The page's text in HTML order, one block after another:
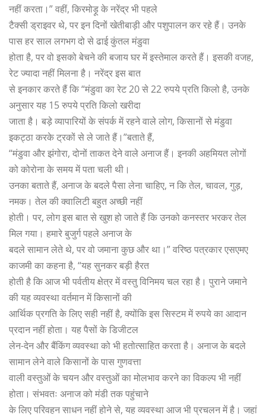
नहीं करता।” वहीं, किरमोड़ू के नरेंद्र भी पहले
टैक्सी ड्राइवर थे, पर इन दिनों खेतीबाड़ी और पशुपालन कर रहे हैं। उनके
पास हर साल लगभग दो से ढाई कुंतल मंडुवा
होता है, पर वो इसको बेचने की बजाय घर में इस्तेमाल करते हैं। इसकी वजह,
रेट ज्यादा नहीं मिलना है। नरेंद्र इस बात
से इनकार करते हैं कि “मंडुवा का रेट 20 से 22 रुपये प्रति किलो है, उनके
अनुसार यह 15 रुपये प्रति किलो खरीदा
जाता है। बड़े व्यापारियों के संपर्क में रहने वाले लोग, किसानों से मंडुवा
इकट्ठा करके ट्रकों से ले जाते हैं।”बताते हैं,
“मंडुवा और झंगोरा, दोनों ताकत देने वाले अनाज हैं। इनकी अहमियत लोगों
को कोरोना के समय में पता चली थी।
उनका बताते हैं, अनाज के बदले पैसा लेना चाहिए, न कि तेल, चावल, गुड़,
नमक। तेल की क्वालिटी बहुत अच्छी नहीं
होती। पर, लोग इस बात से खुश हो जाते हैं कि उनको कनस्तर भरकर तेल
मिल गया। हमारे बुजुर्ग पहले अनाज के
बदले सामान लेते थे, पर वो जमाना कुछ और था।” वरिष्ठ पत्रकार एसएमए
काजमी का कहना है, “यह सुनकर बड़ी हैरत
होती है कि आज भी पर्वतीय क्षेत्र में वस्तु विनिमय चल रहा है। पुराने जमाने
की यह व्यवस्था वर्तमान में किसानों की
आर्थिक प्रगति के लिए सही नहीं है, क्योंकि इस सिस्टम में रुपये का आदान
प्रदान नहीं होता। यह पैसों के डिजीटल
लेन-देन और बैंकिंग व्यवस्था को भी हतोत्साहित करता है। अनाज के बदले
सामान लेने वाले किसानों के पास गुणवत्ता
वाली वस्तुओं के चयन और वस्तुओं का मोलभाव करने का विकल्प भी नहीं
होता। संभवतः अनाज को मंडी तक पहुंचाने
के लिए परिवहन साधन नहीं होने से, यह व्यवस्था आज भी प्रचलन में है। जहां